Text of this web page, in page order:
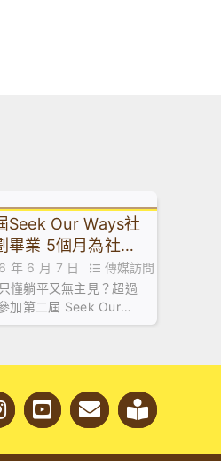
Seek Our Ways社
畢業 5個月為社區
條「好橋」
年 6 月 7 日
傳媒訪問
懂躺平又無主見？超過
加第二屆 Seek Our
創計劃的中學及大專生就
出近90個「好橋」